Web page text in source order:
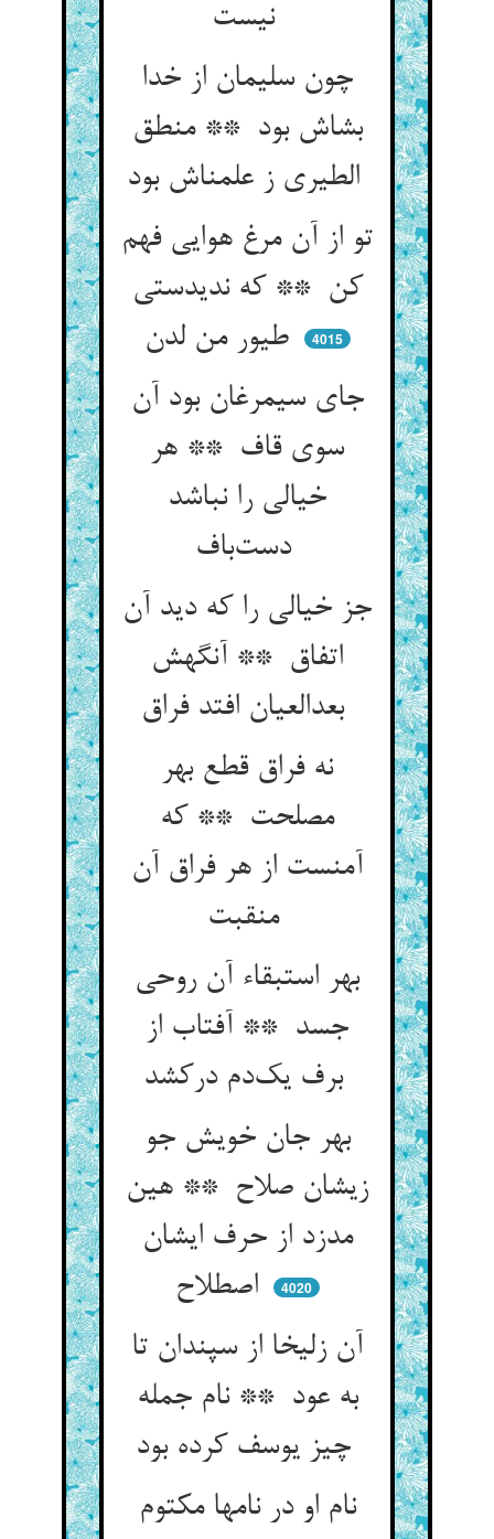
نیست
چون سلیمان از خدا
بشاش بود ** منطق
الطیری ز علمناش بود
تو از آن مرغ هوایی فهم
کن ** که ندیدستی
طیور من لدن
4015
جای سیمرغان بود آن
سوی قاف ** هر
خیالی را نباشد
دست‌باف
جز خیالی را که دید آن
اتفاق ** آنگهش
بعدالعیان افتد فراق
نه فراق قطع بهر
مصلحت ** که
آمنست از هر فراق آن
منقبت
بهر استبقاء آن روحی
جسد ** آفتاب از
برف یک‌دم درکشد
بهر جان خویش جو
زیشان صلاح ** هین
مدزد از حرف ایشان
اصطلاح
4020
آن زلیخا از سپندان تا
به عود ** نام جمله
چیز یوسف کرده بود
نام او در نامها مکتوم